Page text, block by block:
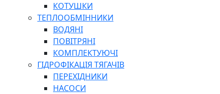
КОТУШКИ
ТЕПЛООБМІННИКИ
ВОДЯНІ
ПОВІТРЯНІ
КОМПЛЕКТУЮЧІ
ГІДРОФІКАЦІЯ ТЯГАЧІВ
ПЕРЕХІДНИКИ
НАСОСИ